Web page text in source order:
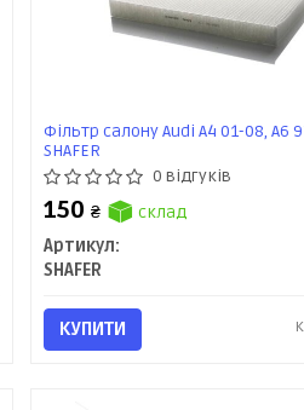
Фільтр салону Audi A4 01-08, A6
SHAFER
0 відгуків
150₴
склад
Артикул:
SHAFER
КУПИТИ